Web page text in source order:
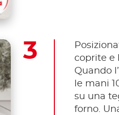
coprite e
Quando
le mani
su una
forno.